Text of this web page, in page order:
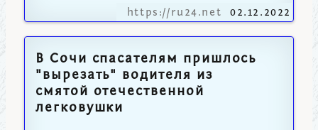
https://ru24.net 02.12.2022
В Сочи спасателям пришлось
"вырезать" водителя из
смятой отечественной
легковушки